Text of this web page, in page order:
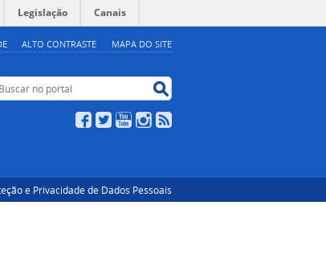
ALTO CONTRASTE MAPA DO SITE
Legislação Canais
Buscar no portal
Facebook
TwitterYouTubeInstagram
e Privacidade de Dados Pessoais